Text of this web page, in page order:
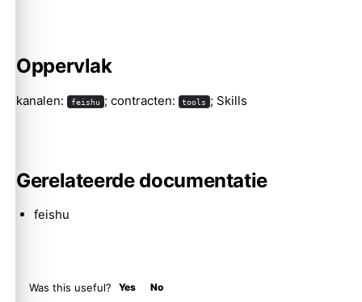
Oppervlak
kanalen: feishu ; contracten: tools ; Skills
Gerelateerde documentatie
feishu
Was this useful? Yes No